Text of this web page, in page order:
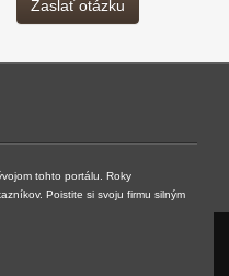
Zaslať otázku
tohto portálu. Roky
Poistite si svoju firmu silným